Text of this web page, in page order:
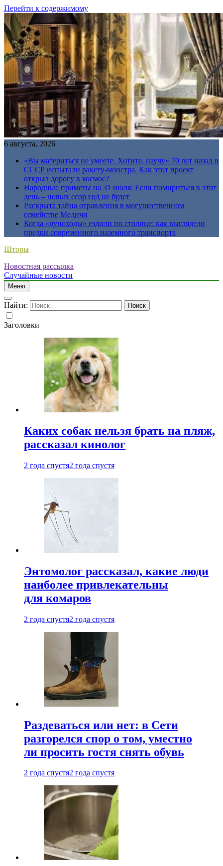
Перейти к содержимому
6 августа, 2026
«Вы материться не умеете. Хотите, научу» 70 лет назад в
СССР испытали ракету-монстра. Как этот проект
открыл дорогу в космос?
Народные приметы на 31 июля: Если помириться в этот
день – новых ссор год не будет
Раскрыта тайна отравления в могущественном
семействе Медичи
Когда «луноходы» ездили по столице: как выглядели
предки современного наземного транспорта
Шторы
Новостная рассылка
Случайные новости
Меню
Найти:
Заголовки
Каких собак нельзя брать на пляж,
рассказал кинолог
2 года спустя2 года спустя
Энтомолог рассказал, какие люди
наиболее привлекательны
для комаров
2 года спустя2 года спустя
Раздеваться или нет: в Сети
разгорелся спор о том, уместно
ли просить гостя снять обувь
2 года спустя2 года спустя